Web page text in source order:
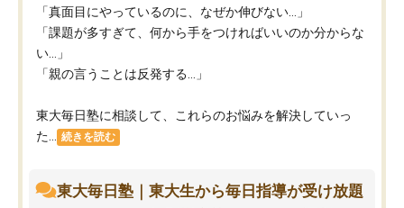
「真面目にやっているのに、なぜか伸びない…」
「課題が多すぎて、何から手をつければいいのか分からな
い…」
「親の言うことは反発する…」
東大毎日塾に相談して、これらのお悩みを解決していっ
た...
続きを読む
東大毎日塾｜東大生から毎日指導が受け放題